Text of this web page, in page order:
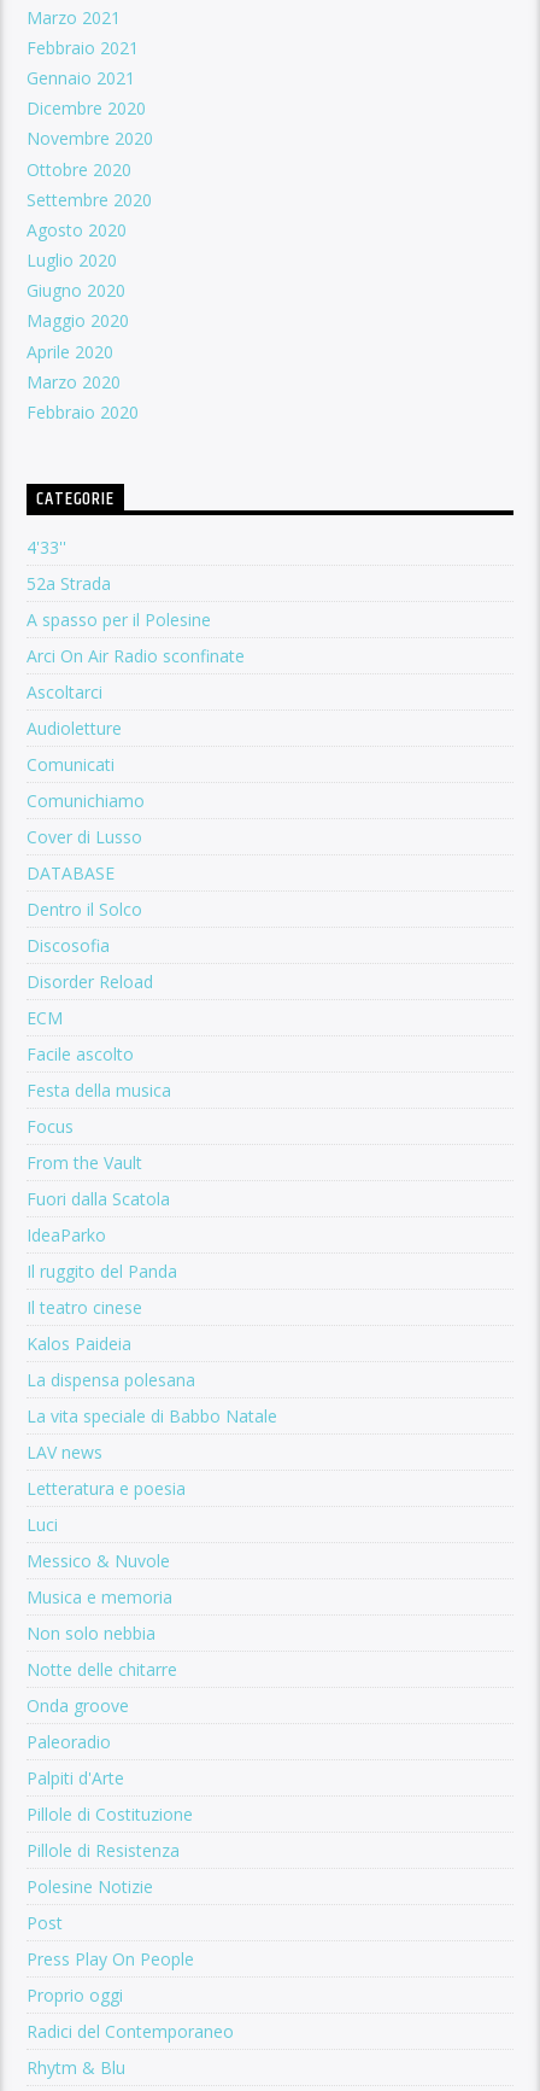
Marzo 2021
Febbraio 2021
Gennaio 2021
Dicembre 2020
Novembre 2020
Ottobre 2020
Settembre 2020
Agosto 2020
Luglio 2020
Giugno 2020
Maggio 2020
Aprile 2020
Marzo 2020
Febbraio 2020
CATEGORIE
4'33''
52a Strada
A spasso per il Polesine
Arci On Air Radio sconfinate
Ascoltarci
Audioletture
Comunicati
Comunichiamo
Cover di Lusso
DATABASE
Dentro il Solco
Discosofia
Disorder Reload
ECM
Facile ascolto
Festa della musica
Focus
From the Vault
Fuori dalla Scatola
IdeaParko
Il ruggito del Panda
Il teatro cinese
Kalos Paideia
La dispensa polesana
La vita speciale di Babbo Natale
LAV news
Letteratura e poesia
Luci
Messico & Nuvole
Musica e memoria
Non solo nebbia
Notte delle chitarre
Onda groove
Paleoradio
Palpiti d'Arte
Pillole di Costituzione
Pillole di Resistenza
Polesine Notizie
Post
Press Play On People
Proprio oggi
Radici del Contemporaneo
Rhytm & Blu